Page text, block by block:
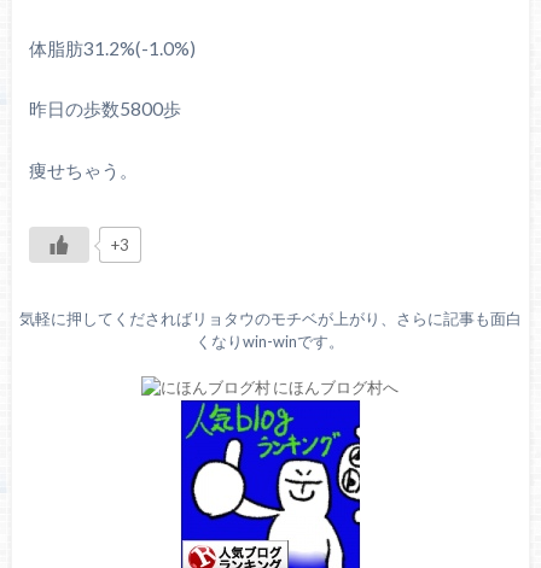
体脂肪31.2%(-1.0%)
昨日の歩数5800歩
痩せちゃう。
+3
気軽に押してくださればリョタウのモチベが上がり、さらに記事も面白
くなりwin-winです。